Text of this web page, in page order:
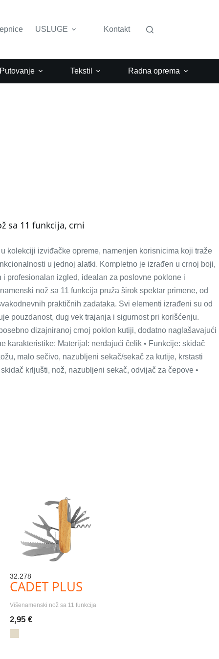
USLUGE Kontakt
Tekstil Radna oprema
sa 11 funkcija, crni
kolekciji izviđačke opreme, namenjen korisnicima koji traže
u jednoj alatki. Kompletno je izrađen u crnoj boji,
i profesionalan izgled, idealan za poslovne poklone i
nož sa 11 funkcija pruža širok spektar primene, od
praktičnih zadataka. Svi elementi izrađeni su od
pouzdanost, dug vek trajanja i sigurnost pri korišćenju.
dizajniranoj crnoj poklon kutiji, dodatno naglašavajući
karakteristike: Materijal: nerđajući čelik • Funkcije: skidač
malo sečivo, nazubljeni sekač/sekač za kutije, krstasti
krljušti, nož, nazubljeni sekač, odvijač za čepove •
32.278
CADET PLUS
Višenamenski nož sa 11 funkcija
2,95 €